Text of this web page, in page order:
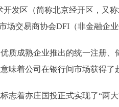
区（简称北京经开区，又称
场交易商协会DFI（非金融企
成熟企业推出的统一注册、
味着公司在银行间市场获得
着亦庄国投正式实现了“两大